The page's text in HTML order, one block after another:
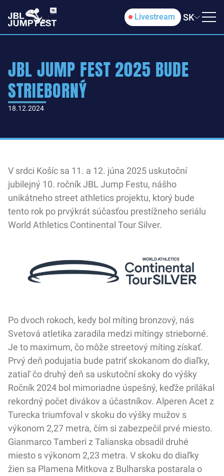
Livestream SK
JBL JUMP FEST 2025 BUDE
STRIEBORNÝ
18.12.2024
V srdci Košíc sa 11. a 12. júna 2025 uskutoční
jubilejný 10. ročník JBL Jump Festu, nášho
unikátneho street athletics projektu, ktorý bude
tento rok po prvýkrát súčasťou prestížneho seriálu
World Athletics Continental Tour Silver.
Po dvoch rokoch, kedy bol míting bronzový, nás
Svetová atletika zaradila medzi mítingy strieborné.
Je to maximum, čo môže streetový míting získať.
Prvý deň podujatia bude patriť skokanom do diaľky,
zatiaľ čo druhý deň sa uskutoční skoky do výšky
Ročník 2024 bol mimoriadne úspešný, keďže prilákal
rekordný počet divákov a účastníkov. Alperen Acet z
Turecka triumfoval v skoku do výšky mužov s
výkonom 2,27 metra, čím si zabezpečil prvé miesto.
Gianmarco Tamberi z Talianska obsadil druhé
miesto s výkonom 2,23 metra. V skoku do diaľky
žien sa Plamena Mitkova z Bulharska postarala o